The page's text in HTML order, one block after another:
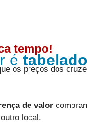
tempo!
é tabelado
os preços dos
de valor
local.